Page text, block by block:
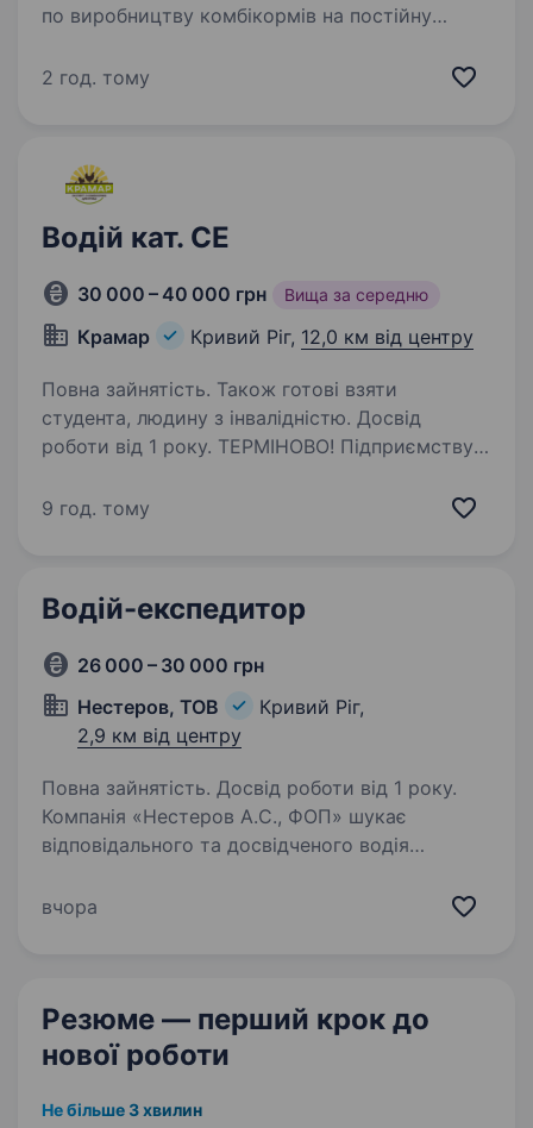
по виробництву комбікормів на постійну
тон) для работи по Україні (кат. С, С1.). Також
2 год. тому
Водій кат. СЕ
30 000 – 40 000 грн Вища за середню
Крамар Кривий Ріг, 12,0 км від центру
Повна зайнятість. Також готові взяти
студента, людину з інвалідністю. Досвід
роботи від 1 року. ТЕРМІНОВО! Підприємству
работу потрібно водії на самоскид для работи
9 год. тому
Водій-експедитор
26 000 – 30 000 грн
Нестеров, ТОВ
Кривий Ріг,
2,9 км від центру
Повна зайнятість. Досвід роботи від 1 року.
Компанія «Нестеров А.С., ФОП» шукає
відповідального та досвідченого водія
хлібобулочних виробів у місті Кривий Ріг.Запис
вчора
Резюме — перший крок до
нової роботи
Не більше 3 хвилин